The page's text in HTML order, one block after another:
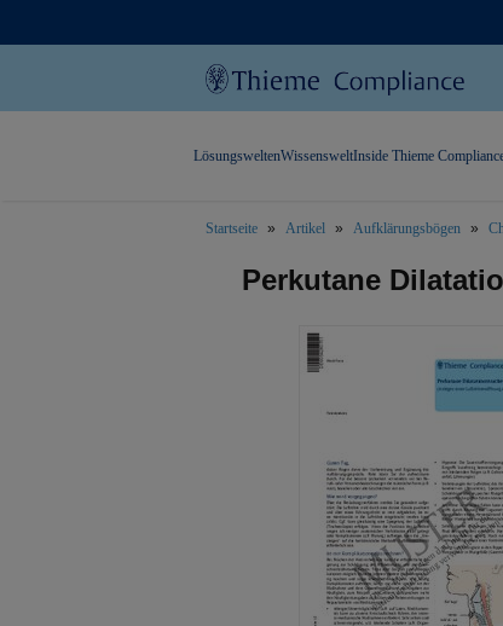
LösungsweltenWissensweltInside Thieme
Startseite Artikel Aufklärungsbögen
Perkutane